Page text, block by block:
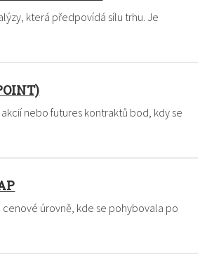
která předpovídá sílu trhu. Je
nebo futures kontraktů bod, kdy se
cenové úrovně, kde se pohybovala po